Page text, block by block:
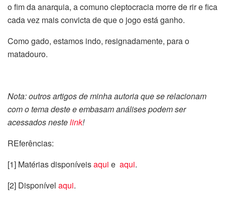
o fim da anarquia, a comuno cleptocracia morre de rir e fica
cada vez mais convicta de que o jogo está ganho.
Como gado, estamos indo, resignadamente, para o
matadouro.
Nota: outros artigos de minha autoria que se relacionam
com o tema deste e embasam análises podem ser
acessados nestelink!
REferências:
[1] Matérias disponíveisaqui e aqui.
[2] Disponível aqui.